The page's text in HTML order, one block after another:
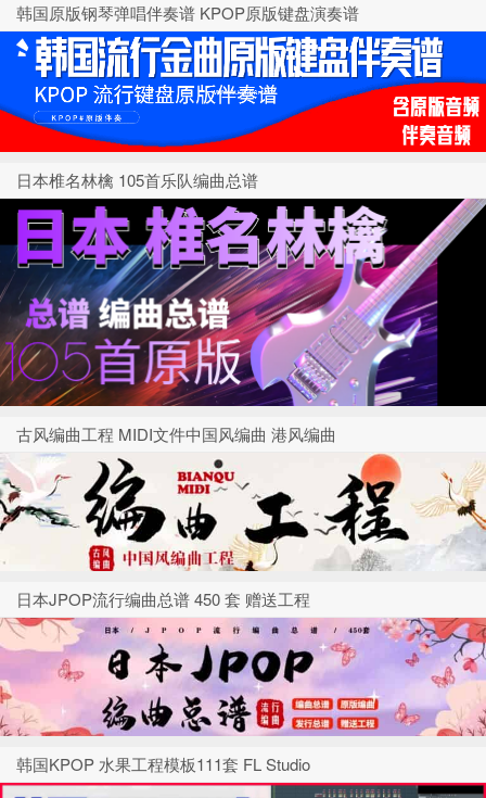
韩国原版钢琴弹唱伴奏谱 KPOP原版键盘演奏谱
日本椎名林檎 105首乐队编曲总谱
古风编曲工程 MIDI文件中国风编曲 港风编曲
日本JPOP流行编曲总谱 450 套 赠送工程
韩国KPOP 水果工程模板111套 FL Studio